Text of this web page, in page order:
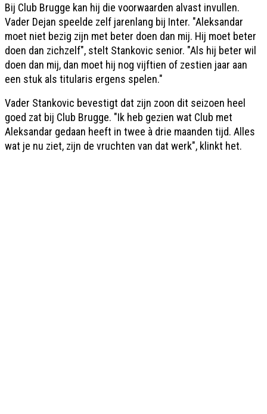
Bij Club Brugge kan hij die voorwaarden alvast invullen.
Vader Dejan speelde zelf jarenlang bij Inter. "Aleksandar
moet niet bezig zijn met beter doen dan mij. Hij moet beter
doen dan zichzelf", stelt Stankovic senior. "Als hij beter wil
doen dan mij, dan moet hij nog vijftien of zestien jaar aan
een stuk als titularis ergens spelen."
Vader Stankovic bevestigt dat zijn zoon dit seizoen heel
goed zat bij Club Brugge. "Ik heb gezien wat Club met
Aleksandar gedaan heeft in twee à drie maanden tijd. Alles
wat je nu ziet, zijn de vruchten van dat werk", klinkt het.